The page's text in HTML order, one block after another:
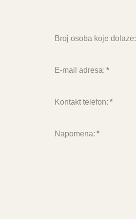
Broj osoba koje dolaze:
E-mail adresa: *
Kontakt telefon: *
Napomena: *